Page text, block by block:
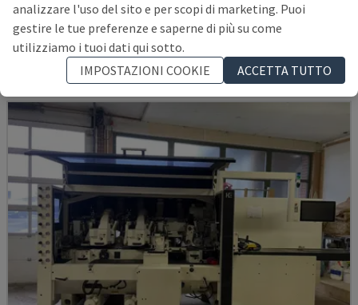
ROBLAND - MULINO PER LEGNO
GERMANIA 1990
7.000 €
analizzare l'uso del sito e per scopi di marketing. Puoi
gestire le tue preferenze e saperne di più su come
utilizziamo i tuoi dati qui sotto.
IMPOSTAZIONI COOKIE
ACCETTA TUTTO